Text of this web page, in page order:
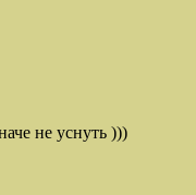
не уснуть )))